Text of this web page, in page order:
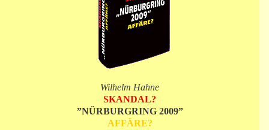
Wilhelm Hahne
SKANDAL?
”NÜRBURGRING 2009”
AFFÄRE?